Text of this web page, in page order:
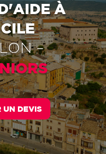
À
–
UN DEVIS